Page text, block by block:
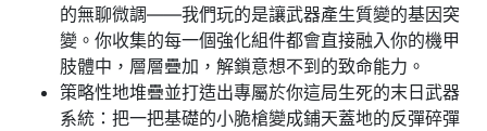
的無聊微調——我們玩的是讓武器產生質變的基因突
變。你收集的每一個強化組件都會直接融入你的機甲
肢體中，層層疊加，解鎖意想不到的致命能力。
策略性地堆疊並打造出專屬於你這局生死的末日武器
系統：把一把基礎的小脆槍變成鋪天蓋地的反彈碎彈